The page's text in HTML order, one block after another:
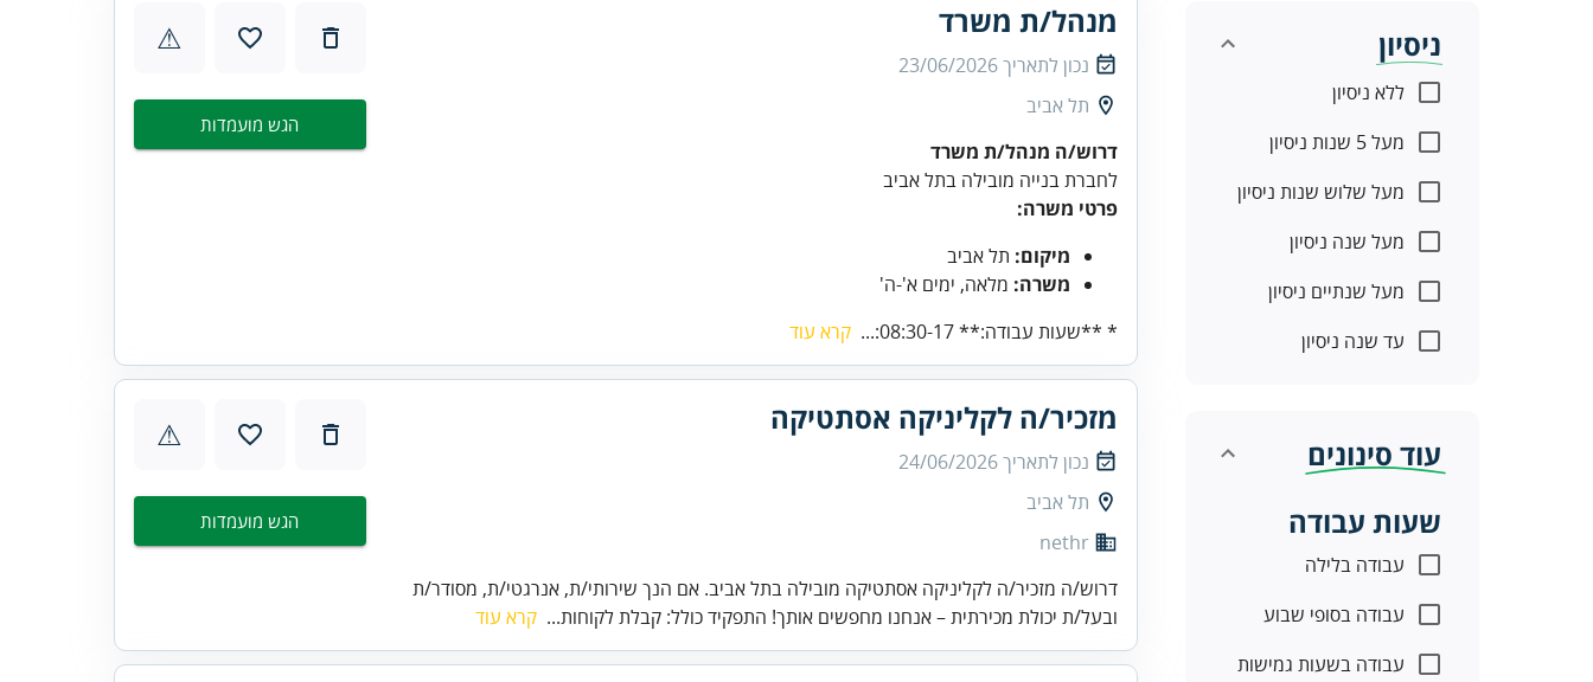
ניסיון
ללא ניסיון
מעל 5 שנות ניסיון
מעל שלוש שנות ניסיון
מעל שנה ניסיון
מעל שנתיים ניסיון
עד שנה ניסיון
עוד סינונים
שעות עבודה
עבודה בלילה
עבודה בסופי שבוע
עבודה בשעות גמישות
מנהל/ת משרד
נכון לתאריך23/06/2026
תל אביב
דרוש/ה מנהל/ת משרד
לחברת בנייה מובילה בתל אביב
פרטי משרה:
מיקום: תל אביב
משרה: מלאה, ימים א'-ה'
* **שעות עבודה:** 08:30-17:...
קרא עוד
⚠
הגש מועמדות
מזכיר/ה לקליניקה אסתטיקה
נכון לתאריך24/06/2026
תל אביב
nethr
דרוש/ה מזכיר/ה לקליניקה אסתטיקה מובילה בתל אביב. אם הנך שירותי/ת, אנרגטי/ת, מסודר/ת
ובעל/ת יכולת מכירתית – אנחנו מחפשים אותך! התפקיד כולל: קבלת לקוחות... קרא עוד
⚠
הגש מועמדות